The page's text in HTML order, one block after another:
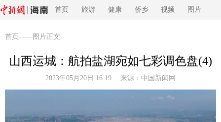
首页 旅游 健康 侨乡 视频 图片
首页 ——图片正文
山西运城：航拍盐湖宛如七彩调色盘(4)
2023年05月20日 16:19 来源： 中国新闻网